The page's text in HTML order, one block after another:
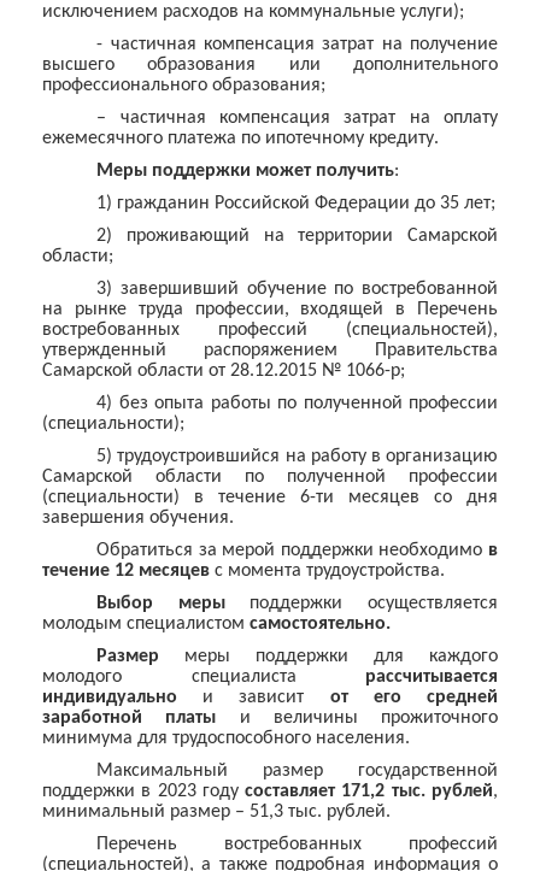
исключением расходов на коммунальные услуги);
- частичная компенсация затрат на получение
высшего образования или дополнительного
профессионального образования;
– частичная компенсация затрат на оплату
ежемесячного платежа по ипотечному кредиту.
Меры поддержки может получить:
1) гражданин Российской Федерации до 35 лет;
2) проживающий на территории Самарской
области;
3) завершивший обучение по востребованной
на рынке труда профессии, входящей в Перечень
востребованных профессий (специальностей),
утвержденный распоряжением Правительства
Самарской области от 28.12.2015 № 1066-р;
4) без опыта работы по полученной профессии
(специальности);
5) трудоустроившийся на работу в организацию
Самарской области по полученной профессии
(специальности) в течение 6-ти месяцев со дня
завершения обучения.
Обратиться за мерой поддержки необходимо в
течение 12 месяцев с момента трудоустройства.
Выбор мерыподдержки осуществляется
молодым специалистом самостоятельно.
Размер меры поддержки для каждого
молодого специалиста рассчитывается
индивидуально и зависит от его средней
заработной платы и величины прожиточного
минимума для трудоспособного населения.
Максимальный размер государственной
поддержки в 2023 годусоставляет 171,2 тыс. рублей,
минимальный размер – 51,3 тыс. рублей.
Перечень востребованных профессий
(специальностей), а также подробная информация о